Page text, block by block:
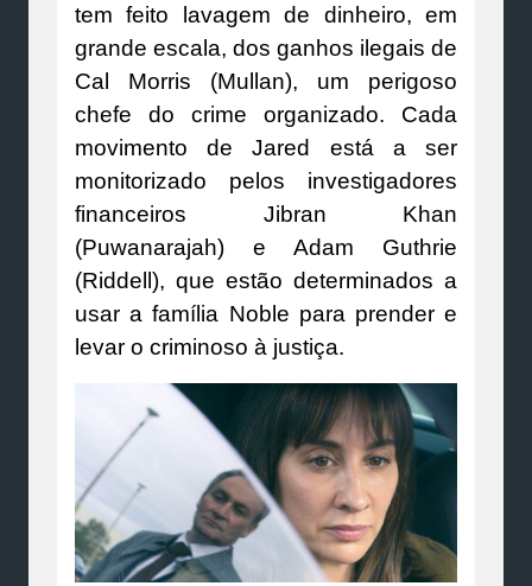
tem feito lavagem de dinheiro, em
grande escala, dos ganhos ilegais de
Cal Morris (Mullan), um perigoso
chefe do crime organizado. Cada
movimento de Jared está a ser
monitorizado pelos investigadores
financeiros Jibran Khan
(Puwanarajah) e Adam Guthrie
(Riddell), que estão determinados a
usar a família Noble para prender e
levar o criminoso à justiça.